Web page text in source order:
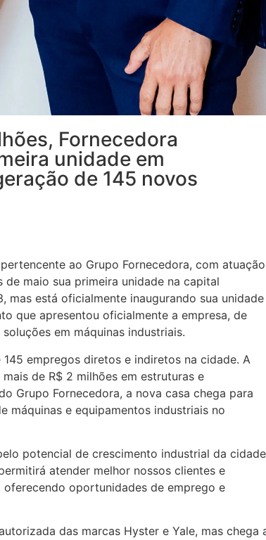
Fornecedora
unidade em
de 145 novos
ao Grupo Fornecedora, com atuação
maio sua primeira unidade na capital
mas está oficialmente inaugurando sua unidade
que apresentou oficialmente a empresa, de
em máquinas industriais.
empregos diretos e indiretos na cidade. A
de R$ 2 milhões em estruturas e
Grupo Fornecedora, a nova casa chega para
máquinas e equipamentos industriais no
potencial de crescimento industrial da
atender melhor nossos clientes e
oportunidades de emprego e
das marcas Hyster e Yale, mas chega